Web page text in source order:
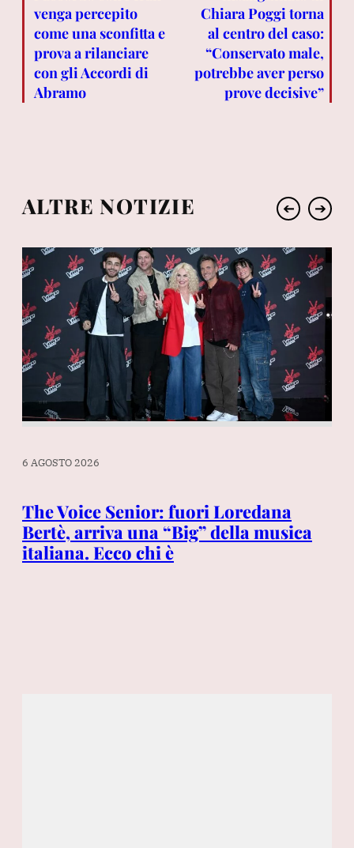
venga percepito
come una sconfitta e
prova a rilanciare
con gli Accordi di
Abramo
Chiara Poggi torna
al centro del caso:
“Conservato male,
potrebbe aver perso
prove decisive”
ALTRE NOTIZIE ➔ ➔
6 AGOSTO 2026
The Voice Senior: fuori Loredana
Bertè, arriva una “Big” della musica
italiana. Ecco chi è